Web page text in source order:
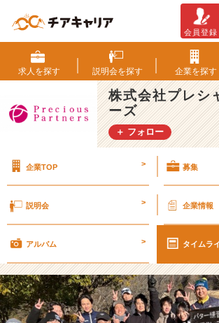
ン
バ
ー
に
人
気
の
部
を
介！
【株
式
会
会員登録
求人を探す 説明会を探す 企業を探す
株式会社プレシ
ーズ
＋ フォロー
企業TOP > 募集
説明会 > 企業情報
アルバム > タイムラ